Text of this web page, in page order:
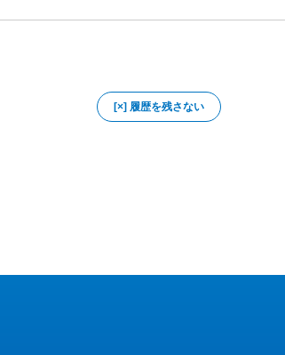
[×] 履歴を残さない